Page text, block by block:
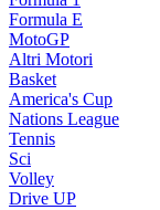
Formula E
MotoGP
Altri Motori
Basket
America's Cup
Nations League
Tennis
Sci
Volley
Drive UP